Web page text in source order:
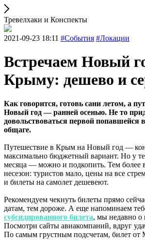
Тревелхаки и Конспекты
2021-09-23 18:11 #События #Локации
Встречаем Новый
Крыму: дешево и
Как говорится, готовь сани летом, а
Новый год — ранней осенью. Не то
довольствоваться первой попавшейся
общаге.
Путешествие в Крым на Новый год —
максимально бюджетный вариант. Но у
месяца — можно и подкопить. Тем более
несезон: туристов мало, цены на все
и билеты на самолет дешевеют.
Рекомендуем чекнуть билеты прямо
датам, тем дороже. А еще напоминаем
субсидированного билета, мы недавно о
Посмотри сайты авиакомпаний, вдруг
По самым грустным подсчетам, билет от